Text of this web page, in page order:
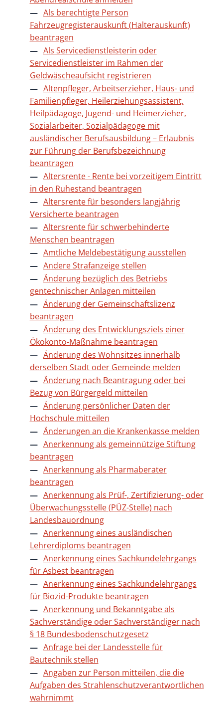
Als berechtigte Person
Fahrzeugregisterauskunft (Halterauskunft)
beantragen
Als Servicedienstleisterin oder
Servicedienstleister im Rahmen der
Geldwäscheaufsicht registrieren
Altenpfleger, Arbeitserzieher, Haus- und
Familienpfleger, Heilerziehungsassistent,
Heilpädagoge, Jugend- und Heimerzieher,
Sozialarbeiter, Sozialpädagoge mit
ausländischer Berufsausbildung – Erlaubnis
zur Führung der Berufsbezeichnung
beantragen
Altersrente - Rente bei vorzeitigem Eintritt
in den Ruhestand beantragen
Altersrente für besonders langjährig
Versicherte beantragen
Altersrente für schwerbehinderte
Menschen beantragen
Amtliche Meldebestätigung ausstellen
Andere Strafanzeige stellen
Änderung bezüglich des Betriebs
gentechnischer Anlagen mitteilen
Änderung der Gemeinschaftslizenz
beantragen
Änderung des Entwicklungsziels einer
Ökokonto-Maßnahme beantragen
Änderung des Wohnsitzes innerhalb
derselben Stadt oder Gemeinde melden
Änderung nach Beantragung oder bei
Bezug von Bürgergeld mitteilen
Änderung persönlicher Daten der
Hochschule mitteilen
Änderungen an die Krankenkasse melden
Anerkennung als gemeinnützige Stiftung
beantragen
Anerkennung als Pharmaberater
beantragen
Anerkennung als Prüf-, Zertifizierung- oder
Überwachungsstelle (PÜZ-Stelle) nach
Landesbauordnung
Anerkennung eines ausländischen
Lehrerdiploms beantragen
Anerkennung eines Sachkundelehrgangs
für Asbest beantragen
Anerkennung eines Sachkundelehrgangs
für Biozid-Produkte beantragen
Anerkennung und Bekanntgabe als
Sachverständige oder Sachverständiger nach
§ 18 Bundesbodenschutzgesetz
Anfrage bei der Landesstelle für
Bautechnik stellen
Angaben zur Person mitteilen, die die
Aufgaben des Strahlenschutzverantwortlichen
wahrnimmt